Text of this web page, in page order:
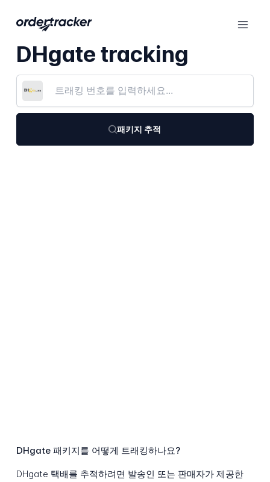
DHgate tracking
패키지 추적
DHgate 패키지를 어떻게 트래킹하나요?
DHgate 택배를 추적하려면 발송인 또는 판매자가 제공한